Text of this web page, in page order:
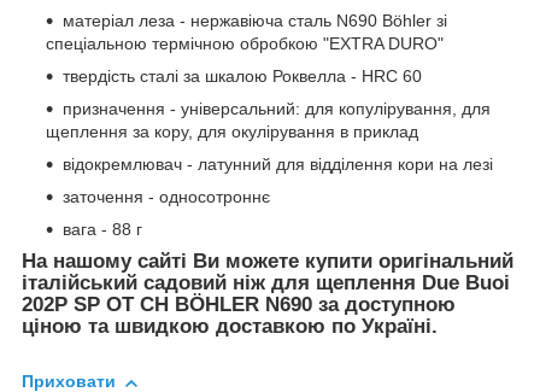
матеріал леза - нержавіюча сталь N690 Böhler зі
спеціальною термічною обробкою "EXTRA DURO"
твердість сталі за шкалою Роквелла - HRC 60
призначення - універсальний: для копулірування, для
щеплення за кору, для окулірування в приклад
відокремлювач - латунний для відділення кори на лезі
заточення - односотроннє
вага - 88 г
На нашому сайті Ви можете купити оригінальний
італійський садовий ніж для щеплення Due Buoi
202P SP OT CH BÖHLER N690 за доступною
ціною та швидкою доставкою по Україні.
Приховати